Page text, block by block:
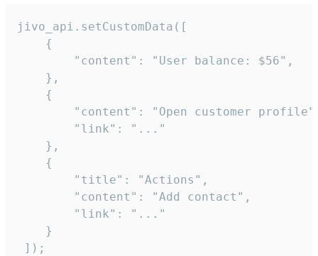
jivo_api.setCustomData([
    {
        "content": "User balance: $56",
    },
    {
"content": "Open customer
        "link": "..."
    },
    {
        "title": "Actions",
        "content": "Add contact",
        "link": "..."
    }
]);